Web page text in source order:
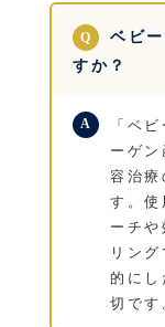
ベビ
すか？
「ベ
ーゲ
容治
す。
ーチ
リン
的に
切です